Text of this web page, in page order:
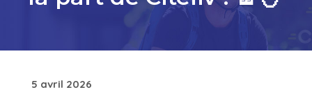
5 avril 2026